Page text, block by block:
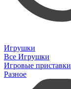
Игрушки
Все Игрушки
Игровые приставки
Разное